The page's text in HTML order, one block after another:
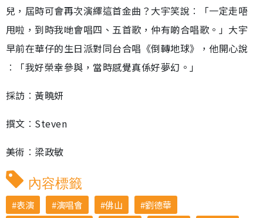
兒，屆時可會再次演繹這首金曲？大宇笑說︰「一定走唔
甩啦，到時我哋會唱四、五首歌，仲有啲合唱歌。」大宇
早前在華仔的生日派對同台合唱《倒轉地球》，他開心說
︰「我好榮幸參與，當時感覺真係好夢幻。」
採訪︰黃曉妍
撰文︰Steven
美術︰梁政敏
內容標籤
表演 演唱會 佛山
劉德華